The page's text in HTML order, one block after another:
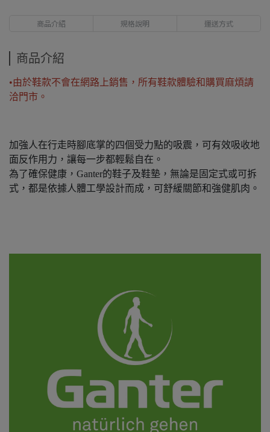
商品介紹 規格說明 運送方式
商品介紹
•由於鞋款不會在網路上銷售，所有鞋款體驗和購買麻煩請
洽門市。
加強人在行走時腳底掌的四個受力點的吸震，可有效吸收地
面反作用力，讓每一步都輕鬆自在。
為了確保健康，Ganter的鞋子及鞋墊，無論是固定式或可拆
式，都是依據人體工學設計而成，可舒緩關節和強健肌肉。